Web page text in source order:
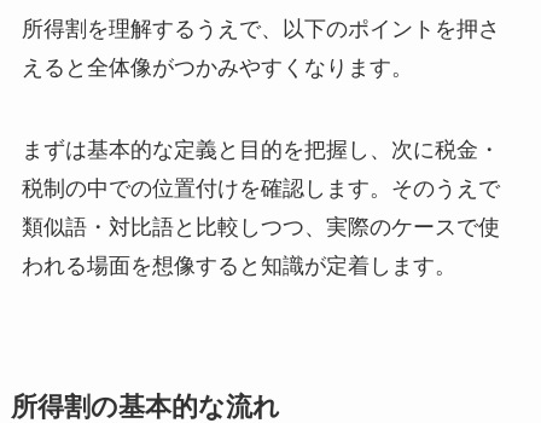
所得割を理解するうえで、以下のポイントを押さ
えると全体像がつかみやすくなります。
まずは基本的な定義と目的を把握し、次に税金・
税制の中での位置付けを確認します。そのうえで
類似語・対比語と比較しつつ、実際のケースで使
われる場面を想像すると知識が定着します。
所得割の基本的な流れ